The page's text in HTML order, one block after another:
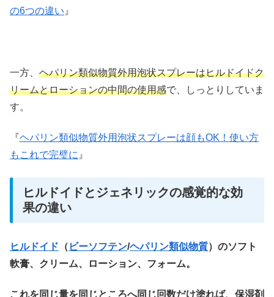
の6つの違い 』
一方、 ヘパリン類似物質外用泡状スプレーはヒルドイドク
リームとローションの中間の使用感で、しっとりしていま
す。
『ヘパリン類似物質外用泡状スプレーは顔もOK！使い方
もこれで完璧に 』
ヒルドイドとジェネリックの感覚的な効
果の違い
ヒルドイド （ ビーソフテン/ヘパリン類似物質）のソフト
軟膏、クリーム、ローション、フォーム。
これを同じ量を同じところへ同じ回数だけ塗れば、保湿剤